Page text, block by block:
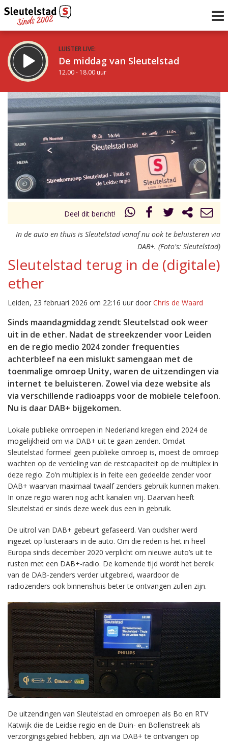
LUISTER LIVE:
De middag van Sleutelstad
12.00 - 18.00 uur
STRAKS:
De vrijdagavond met Keanu
18.00 - 19.00 uur
Vorig uur
uur 1 van 0 Volgend uur
Deel dit bericht!
In de auto en thuis is Sleutelstad vanaf nu ook te beluisteren via
DAB+. (Foto's: Sleutelstad)
Sleutelstad terug in de (digitale)
ether
Leiden, 23 februari 2026 om 22:16 uur door Chris de Waard
Sinds maandagmiddag zendt Sleutelstad ook weer
uit in de ether. Nadat de streekzender voor Leiden
en de regio medio 2024 zonder frequenties
achterbleef na een mislukt samengaan met de
toenmalige omroep Unity, waren de uitzendingen via
internet te beluisteren. Zowel via deze website als
via verschillende radioapps voor de mobiele telefoon.
Nu is daar DAB+ bijgekomen.
Lokale publieke omroepen in Nederland kregen eind 2024 de
mogelijkheid om via DAB+ uit te gaan zenden. Omdat
Sleutelstad formeel geen publieke omroep is, moest de omroep
wachten op de verdeling van de restcapaciteit op de multiplex in
deze regio. Zo’n multiplex is in feite een gedeelde zender voor
DAB+ waarvan maximaal twaalf zenders gebruik kunnen maken.
In onze regio waren nog acht kanalen vrij. Daarvan heeft
Sleutelstad er sinds deze week dus een in gebruik.
De uitrol van DAB+ gebeurt gefaseerd. Van oudsher werd
ingezet op luisteraars in de auto. Om die reden is het in heel
Europa sinds december 2020 verplicht om nieuwe auto’s uit te
rusten met een DAB+-radio. De komende tijd wordt het bereik
van de DAB-zenders verder uitgebreid, waardoor de
radiozenders ook binnenshuis beter te ontvangen zullen zijn.
De uitzendingen van Sleutelstad en omroepen als Bo en RTV
Katwijk die de Leidse regio en de Duin- en Bollenstreek als
verzorgingsgebied hebben, zijn via DAB+ te ontvangen op